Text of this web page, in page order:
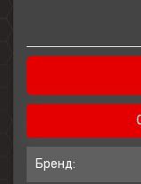
Мощный
который
мощность и
высоких
Бренд: